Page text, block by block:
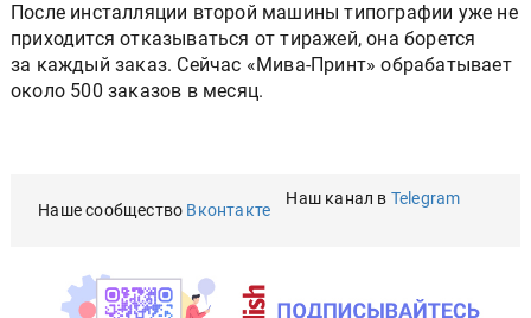
После инсталляции второй машины типографии уже не
приходится отказываться от тиражей, она борется
за каждый заказ. Сейчас «Мива-Принт» обрабатывает
около 500 заказов в месяц.
Наше сообщество Вконтакте
Наш канал в Telegram